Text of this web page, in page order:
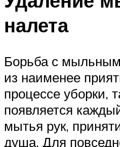
налета
Борьба с
из наименее
процессе уборки,
появляется
мытья рук,
душа. Для